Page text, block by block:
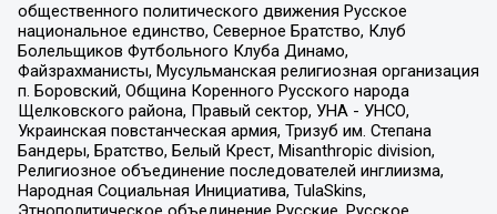
общественного политического движения Русское
национальное единство, Северное Братство, Клуб
Болельщиков Футбольного Клуба Динамо,
Файзрахманисты, Мусульманская религиозная организация
п. Боровский, Община Коренного Русского народа
Щелковского района, Правый сектор, УНА - УНСО,
Украинская повстанческая армия, Тризуб им. Степана
Бандеры, Братство, Белый Крест, Misanthropic division,
Религиозное объединение последователей инглиизма,
Народная Социальная Инициатива, TulaSkins,